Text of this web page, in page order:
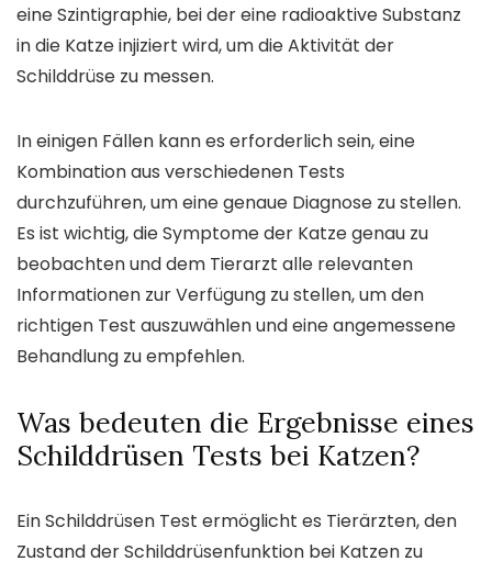
eine Szintigraphie, bei der eine radioaktive Substanz
in die Katze injiziert wird, um die Aktivität der
Schilddrüse zu messen.
In einigen Fällen kann es erforderlich sein, eine
Kombination aus verschiedenen Tests
durchzuführen, um eine genaue Diagnose zu stellen.
Es ist wichtig, die Symptome der Katze genau zu
beobachten und dem Tierarzt alle relevanten
Informationen zur Verfügung zu stellen, um den
richtigen Test auszuwählen und eine angemessene
Behandlung zu empfehlen.
Was bedeuten die Ergebnisse eines
Schilddrüsen Tests bei Katzen?
Ein Schilddrüsen Test ermöglicht es Tierärzten, den
Zustand der Schilddrüsenfunktion bei Katzen zu